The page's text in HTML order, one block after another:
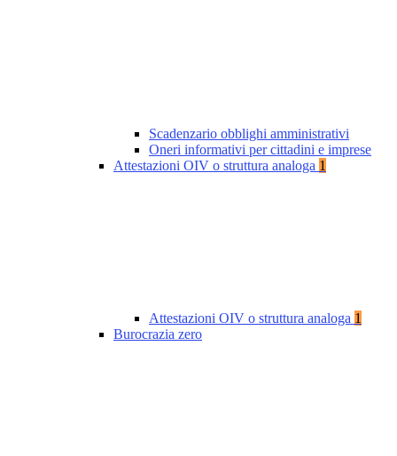
Scadenzario obblighi amministrativi
Oneri informativi per cittadini e imprese
Attestazioni OIV o struttura analoga 1
Attestazioni OIV o struttura analoga 1
Burocrazia zero